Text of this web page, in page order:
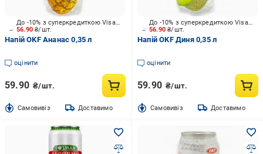
56.90₴/шт.
До -10% з суперкредиткою Visa Вигода
Напій OKF Ананас 0,35 л
оцінити
59.90 ₴/шт.
Cамовивіз Доставимо
56.90₴/шт.
До -10% з суперкредиткою Visa Вигода
Напій OKF Диня 0,35 л
оцінити
59.90 ₴/шт.
Cамовивіз Доставимо